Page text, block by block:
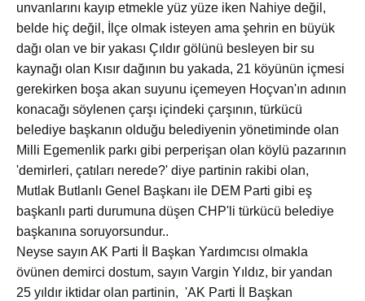
unvanlarını kayıp etmekle yüz yüze iken Nahiye değil,
belde hiç değil, İlçe olmak isteyen ama şehrin en büyük
dağı olan ve bir yakası Çıldır gölünü besleyen bir su
kaynağı olan Kısır dağının bu yakada, 21 köyünün içmesi
gerekirken boşa akan suyunu içemeyen Hoçvan'ın adının
konacağı söylenen çarşı içindeki çarşının, türkücü
belediye başkanın olduğu belediyenin yönetiminde olan
Milli Egemenlik parkı gibi perperişan olan köylü pazarının
'demirleri, çatıları nerede?' diye partinin rakibi olan,
Mutlak Butlanlı Genel Başkanı ile DEM Parti gibi eş
başkanlı parti durumuna düşen CHP'li türkücü belediye
başkanına soruyorsundur..
Neyse sayın AK Parti İl Başkan Yardımcısı olmakla
övünen demirci dostum, sayın Vargin Yıldız, bir yandan
25 yıldır iktidar olan partinin, 'AK Parti İl Başkan